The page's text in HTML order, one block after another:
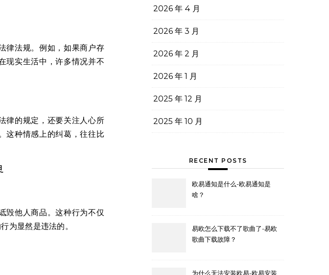
律法规。例如，如果商户存
现实生活中，许多情况并不
律的规定，还要关注人心所
这种情感上的纠葛，往往比
毁他人商品。这种行为不仅
为显然是违法的。
2026 年 4 月
2026 年 3 月
2026 年 2 月
2026 年 1 月
2025 年 12 月
2025 年 10 月
RECENT POSTS
欧易通知是什么-欧易通知是
啥？
易欧怎么下载不了歌曲了-易欧
歌曲下载故障？
为什么无法安装欧易-欧易安装